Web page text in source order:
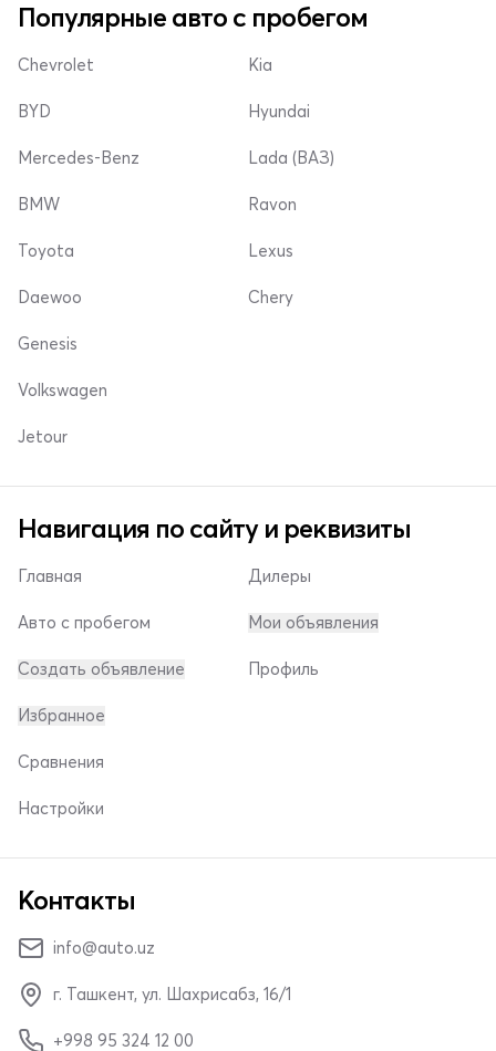
Популярные авто с пробегом
Chevrolet
BYD
Mercedes-Benz
Kia
Hyundai
Lada (ВАЗ)
BMW
Toyota
Daewoo
Ravon
Lexus
Chery
Genesis
Volkswagen
Jetour
Навигация по сайту и реквизиты
Главная
Авто с пробегом
Создать объявление
Дилеры
Мои объявления
Профиль
Избранное
Сравнения
Настройки
Контакты
info@auto.uz
г. Ташкент, ул. Шахрисабз, 16/1
+998 95 324 12 00